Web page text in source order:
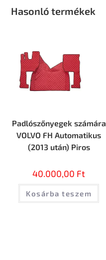
Hasonló termékek
Padlószőnyegek számára
VOLVO FH Automatikus
(2013 után) Piros
40.000,00 Ft
Kosárba teszem